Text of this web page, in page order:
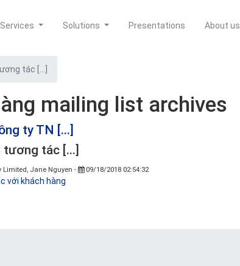
Services Solutions Presentations About us
tác [...]
mailing list archives
ty TN [...]
tác [...]
Limited, Jane Nguyen - 09/18/2018 02:54:32
với khách hàng